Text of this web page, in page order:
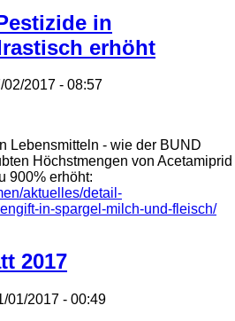
in
erhöht
02/2017 - 08:57
Lebensmitteln - wie der BUND
Höchstmengen von Acetamiprid
900% erhöht:
aktuelles/detail-
in-spargel-milch-und-fleisch/
2017
01/2017 - 00:49